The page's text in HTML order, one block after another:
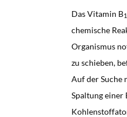
Das Vitamin B
chemische
Organismus
zu schieben,
Auf der Suche
Spaltung einer